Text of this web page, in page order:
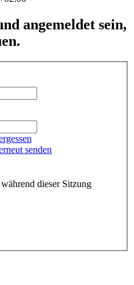
angemeldet sein,
senden
dieser Sitzung